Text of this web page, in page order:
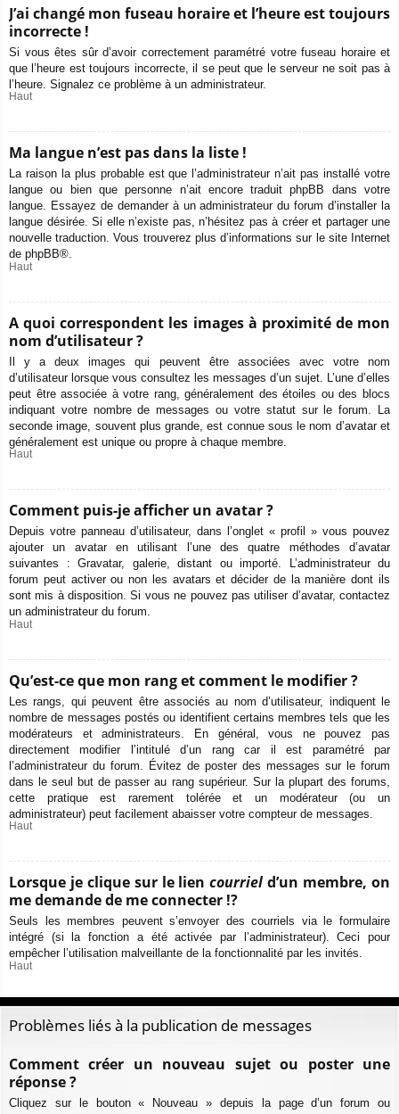
J’ai changé mon fuseau horaire et l’heure est toujours
incorrecte !
Si vous êtes sûr d’avoir correctement paramétré votre fuseau horaire et
que l’heure est toujours incorrecte, il se peut que le serveur ne soit pas à
l’heure. Signalez ce problème à un administrateur.
Haut
Ma langue n’est pas dans la liste !
La raison la plus probable est que l’administrateur n’ait pas installé votre
langue ou bien que personne n’ait encore traduit phpBB dans votre
langue. Essayez de demander à un administrateur du forum d’installer la
langue désirée. Si elle n’existe pas, n’hésitez pas à créer et partager une
nouvelle traduction. Vous trouverez plus d’informations sur le site Internet
de phpBB®.
Haut
A quoi correspondent les images à proximité de mon
nom d’utilisateur ?
Il y a deux images qui peuvent être associées avec votre nom
d’utilisateur lorsque vous consultez les messages d’un sujet. L’une d’elles
peut être associée à votre rang, généralement des étoiles ou des blocs
indiquant votre nombre de messages ou votre statut sur le forum. La
seconde image, souvent plus grande, est connue sous le nom d’avatar et
généralement est unique ou propre à chaque membre.
Haut
Comment puis-je afficher un avatar ?
Depuis votre panneau d’utilisateur, dans l’onglet « profil » vous pouvez
ajouter un avatar en utilisant l’une des quatre méthodes d’avatar
suivantes : Gravatar, galerie, distant ou importé. L’administrateur du
forum peut activer ou non les avatars et décider de la manière dont ils
sont mis à disposition. Si vous ne pouvez pas utiliser d’avatar, contactez
un administrateur du forum.
Haut
Qu’est-ce que mon rang et comment le modifier ?
Les rangs, qui peuvent être associés au nom d’utilisateur, indiquent le
nombre de messages postés ou identifient certains membres tels que les
modérateurs et administrateurs. En général, vous ne pouvez pas
directement modifier l’intitulé d’un rang car il est paramétré par
l’administrateur du forum. Évitez de poster des messages sur le forum
dans le seul but de passer au rang supérieur. Sur la plupart des forums,
cette pratique est rarement tolérée et un modérateur (ou un
administrateur) peut facilement abaisser votre compteur de messages.
Haut
Lorsque je clique sur le liencourrield’un membre, on
me demande de me connecter !?
Seuls les membres peuvent s’envoyer des courriels via le formulaire
intégré (si la fonction a été activée par l’administrateur). Ceci pour
empêcher l’utilisation malveillante de la fonctionnalité par les invités.
Haut
Problèmes liés à la publication de messages
Comment créer un nouveau sujet ou poster une
réponse ?
Cliquez sur le bouton « Nouveau » depuis la page d’un forum ou